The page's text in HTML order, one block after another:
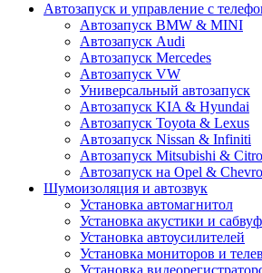
Автозапуск и управление с
Автозапуск BMW & MINI
Автозапуск Audi
Автозапуск Mercedes
Автозапуск VW
Универсальный автозапуск
Автозапуск KIA & Hyundai
Автозапуск Toyota & Lexus
Автозапуск Nissan & Infiniti
Автозапуск Mitsubishi &
Автозапуск на Opel &
Шумоизоляция и автозвук
Установка автомагнитол
Установка акустики и
Установка автоусилителей
Установка мониторов и
Установка